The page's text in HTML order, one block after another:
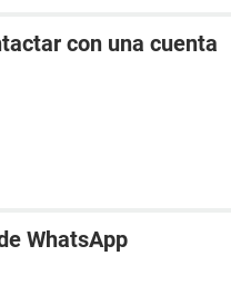
con una cuenta
WhatsApp